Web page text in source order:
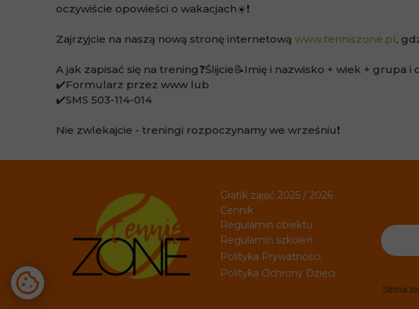
oczywiście opowieści o wakacjach☀️❗️
Zajrzyjcie na naszą nową stronę internetową www.tenniszone.pl,
A jak zapisać się na trening❓Ślijcie📝Imię i nazwisko + wiek + grupa
✔️Formularz przez www lub
✔️SMS 503-114-014
Nie zwlekajcie - treningi rozpoczynamy we wrześniu❗️
Strona
Polityka Ochrony Dzieci
Polityka Prywatności
Cennik
Grafik zajęć 2025 / 2026
Regulamin szkoleń
Regulamin obiektu